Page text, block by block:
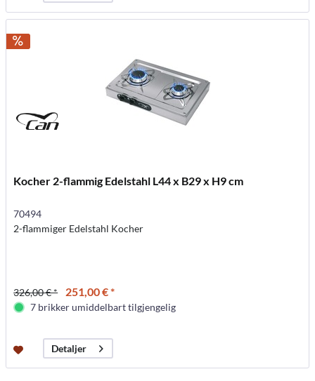
Kocher 2-flammig Edelstahl L44 x B29 x H9 cm
70494
2-flammiger Edelstahl Kocher
326,00 € * 251,00 € *
7 brikker umiddelbart tilgjengelig
Detaljer